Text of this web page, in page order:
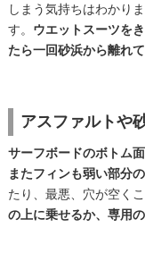
しまう気持ちはわかり
す。 ウエットスーツを
たら一回砂浜から離れ
アスファルトや
サーフボードのボトム
またフィンも弱い部分
たり、最悪、穴が空くこ
の上に乗せるか、専用